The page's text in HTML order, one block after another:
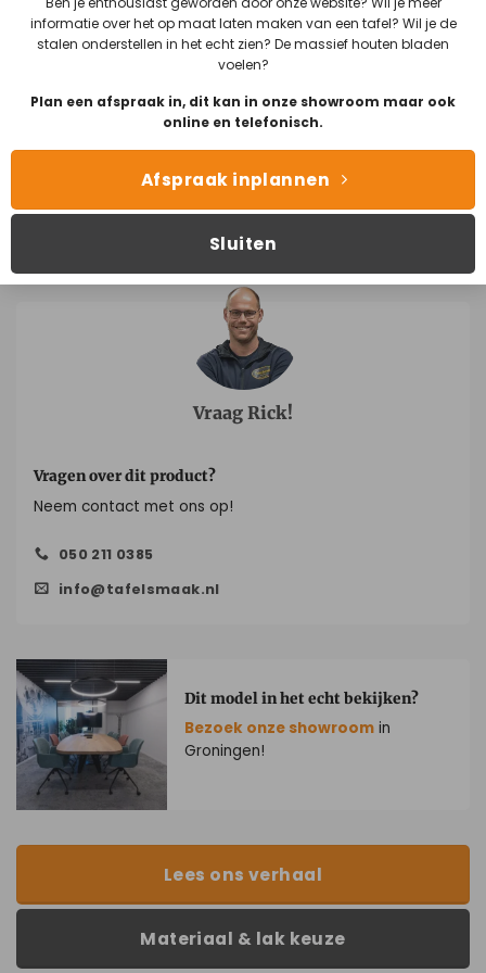
informatie over het op maat laten maken van een tafel? Wil je de
stalen onderstellen in het echt zien? De massief houten bladen
voelen?
Plan een afspraak in, dit kan in onze showroom maar ook
online en telefonisch.
Afspraak inplannen
Sluiten
Skyfall – Kushi Skyfall
– Slide Steel
Skyfall – Kushi Skyfall
– Slide Black
Vraag Rick!
Vragen over dit product?
Neem contact met ons op!
050 211 0385
info@tafelsmaak.nl
Dit model in het echt bekijken?
Bezoek onze showroom in
Groningen!
Lees ons verhaal
Materiaal & lak keuze